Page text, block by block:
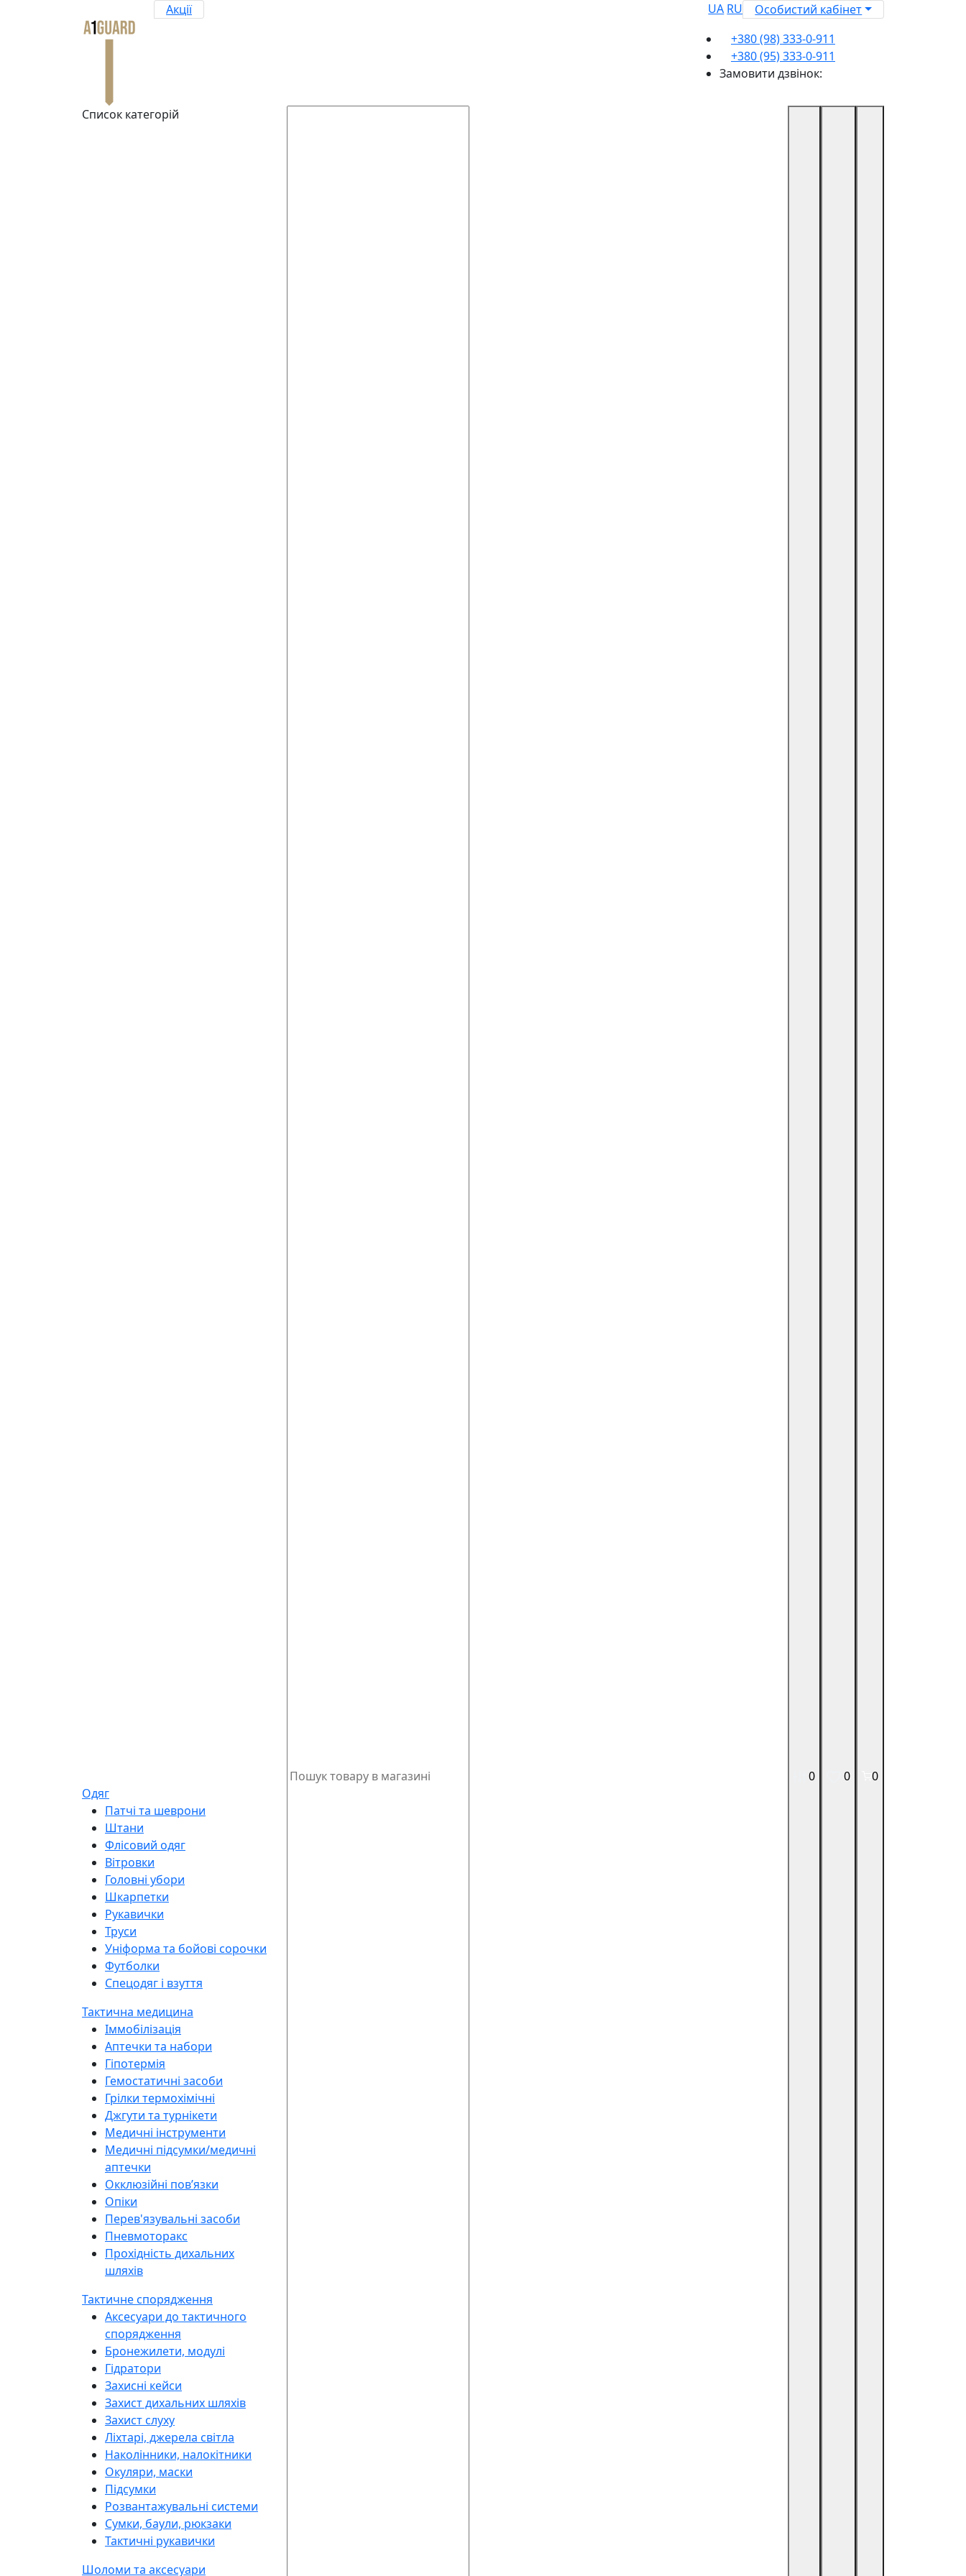
Акції UA RU
Особистий кабінет
+380 (98) 333-0-911
+380 (95) 333-0-911
Замовити дзвінок:
Список категорій
Одяг
Патчі та шеврони
Штани
Флісовий одяг
Вітровки
Головні убори
Шкарпетки
Рукавички
Труси
Уніформа та бойові сорочки
Футболки
Спецодяг і взуття
Тактична медицина
Іммобілізація
Аптечки та набори
Гіпотермія
Гемостатичні засоби
Грілки термохімічні
Джгути та турнікети
Медичні інструменти
Медичні підсумки/медичні
аптечки
Окклюзійні повʼязки
Опіки
Перев'язувальні засоби
Пневмоторакс
Прохідність дихальних
шляхів
Тактичне спорядження
Аксесуари до тактичного
спорядження
Бронежилети, модулі
Гідратори
Захисні кейси
Захист дихальних шляхів
Захист слуху
Ліхтарі, джерела світла
Наколінники, налокітники
Окуляри, маски
Підсумки
Розвантажувальні системи
Сумки, баули, рюкзаки
Тактичні рукавички
Шоломи та аксесуари
0 0 0